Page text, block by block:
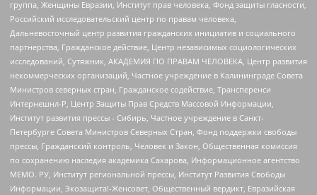
группа, Женщины Евразии, Институт прав человека, Фонд защиты гласности,
Российский исследовательский центр по правам человека,
Дальневосточный центр развития гражданских инициатив и социального
партнерства, Гражданское действие, Центр независимых социологических
исследований, Сутяжник, АКАДЕМИЯ ПО ПРАВАМ ЧЕЛОВЕКА, Центр развития
некоммерческих организаций, Частное учреждение в Калининграде Совета
Министров северных стран, Гражданское содействие, Трансперенси
Интернешнл-Р, Центр Защиты Прав Средств Массовой Информации,
Институт развития прессы - Сибирь, Частное учреждение в Санкт-
Петербурге Совета Министров Северных Стран, Фонд поддержки свободы
прессы, Гражданский контроль, Человек и Закон, Общественная комиссия
по сохранению наследия академика Сахарова, Информационное агентство
МЕМО. РУ, Институт региональной прессы, Институт Развития Свободы
Информации, Экозащита!-Женсовет, Общественный вердикт, Евразийская